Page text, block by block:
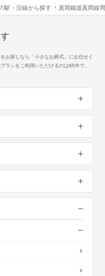
駅・沿線から探す 真岡鐵道真岡線
お探しなら「小さなお葬式」にお任せく
ランをご利用いただけるのは85件で、